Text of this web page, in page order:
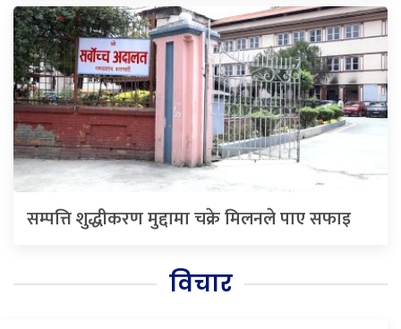
सम्पत्ति शुद्धीकरण मुद्दामा चक्रे मिलनले पाए सफाइ
विचार